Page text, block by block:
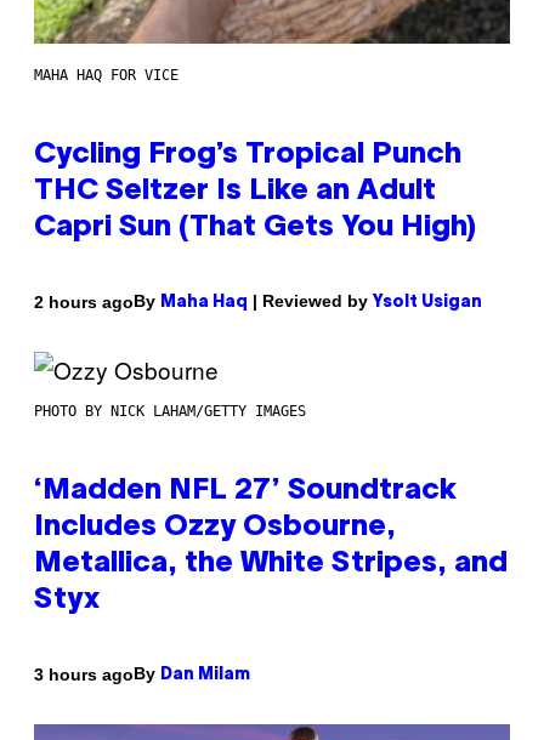
MAHA HAQ FOR VICE
Cycling Frog’s Tropical Punch
THC Seltzer Is Like an Adult
Capri Sun (That Gets You High)
2 hours agoBy Maha Haq | Reviewed by Ysolt Usigan
PHOTO BY NICK LAHAM/GETTY IMAGES
‘Madden NFL 27’ Soundtrack
Includes Ozzy Osbourne,
Metallica, the White Stripes, and
Styx
3 hours agoBy Dan Milam